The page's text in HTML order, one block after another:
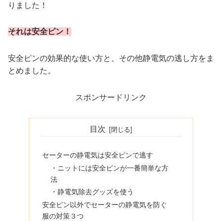
りました！
それは安全ピン！
安全ピンの効果的な使い方と、その他静電気の逃し方をま
とめました。
スポンサードリンク
目次
セーターの静電気は安全ピンで逃す
・ニットには安全ピンが一番簡単な方
法
・静電気除去グッズを使う
安全ピン以外でセーターの静電気を防ぐ
服の対策３つ